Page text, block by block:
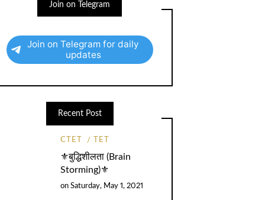
Join on Telegram
Join on Telegram for daily
updates
Recent Post
CTET TET
⚜️बुद्धिशीलता (Brain
Storming)⚜️
on Saturday, May 1, 2021